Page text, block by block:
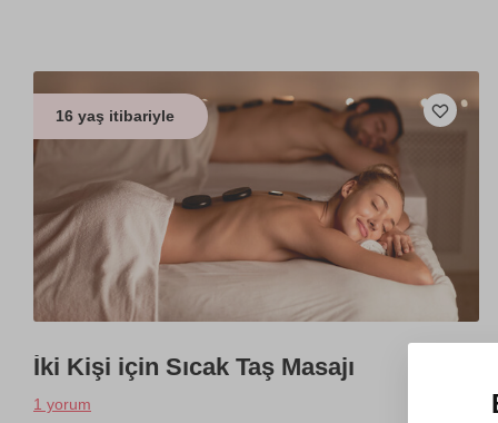
16 yaş itibariyle
İki Kişi için Sıcak Taş Masajı
1 yorum